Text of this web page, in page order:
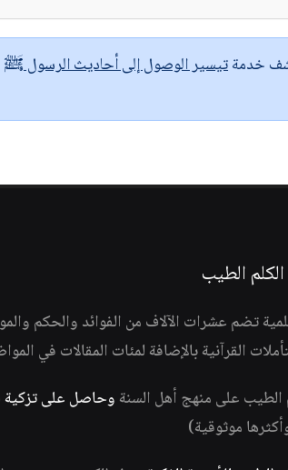
خدمةتيسير الوصول إلى أحاديث الرسول ﷺ
الطيب
تضم عشرات الآلاف من الفوائد والحكم
القرآنية بالإضافة لمئات المقالات في
الطيب على منهج أهل السنة وحاصل على
موثوقية)